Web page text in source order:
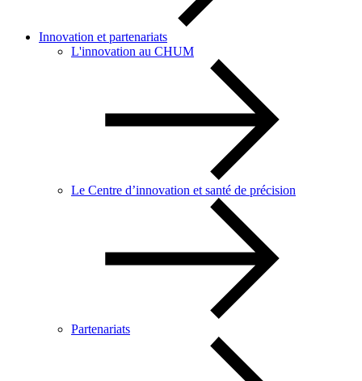
Innovation et partenariats
L'innovation au CHUM
Le Centre d’innovation et santé de précision
Partenariats